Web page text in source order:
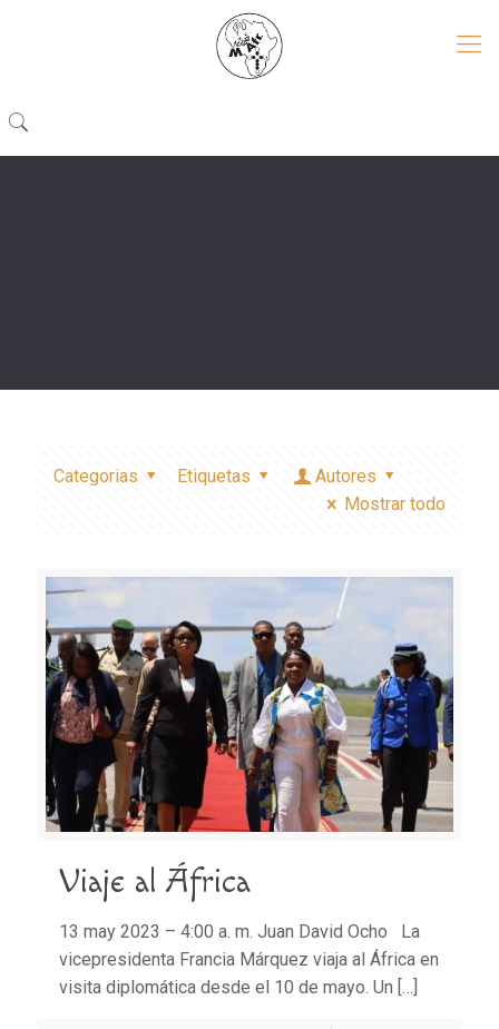
Categorias Etiquetas
Autores
Mostrar todo
Viaje al África
13 may 2023 – 4:00 a. m. Juan David Ocho La
vicepresidenta Francia Márquez viaja al África en
visita diplomática desde el 10 de mayo. Un […]